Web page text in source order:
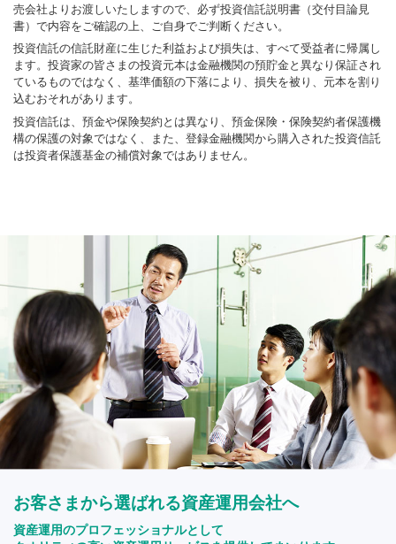
売会社よりお渡しいたしますので、必ず投資信託説明書（交付目論見
書）で内容をご確認の上、ご自身でご判断ください。
投資信託の信託財産に生じた利益および損失は、すべて受益者に帰属し
ます。投資家の皆さまの投資元本は金融機関の預貯金と異なり保証され
ているものではなく、基準価額の下落により、損失を被り、元本を割り
込むおそれがあります。
投資信託は、預金や保険契約とは異なり、預金保険・保険契約者保護機
構の保護の対象ではなく、また、登録金融機関から購入された投資信託
は投資者保護基金の補償対象ではありません。
お客さまから選ばれる資産運用会社へ
資産運用のプロフェッショナルとして